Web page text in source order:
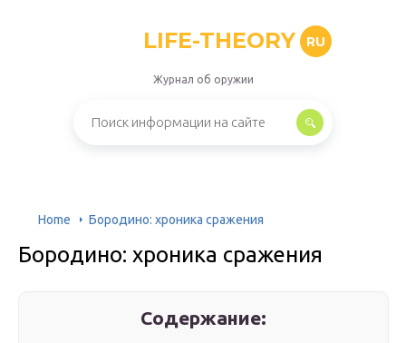
LIFE-THEORY RU
Журнал об оружии
Home Бородино: хроника сражения
Бородино: хроника сражения
Содержание: